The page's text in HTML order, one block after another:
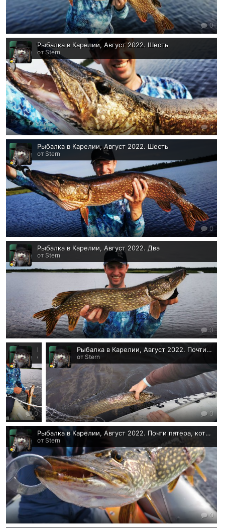
0
Рыбалка в Карелии, Август 2022. Шесть
от Stern
0
Рыбалка в Карелии, Август 2022. Шесть
от Stern
0
Рыбалка в Карелии, Август 2022. Два
от Stern
0
0
Рыбалка в Карелии, Август 2022. Почти пятера, которую ели
от Stern
0
Рыбалка в Карелии, Август 2022. Почти пятера, которую ели
от Stern
0